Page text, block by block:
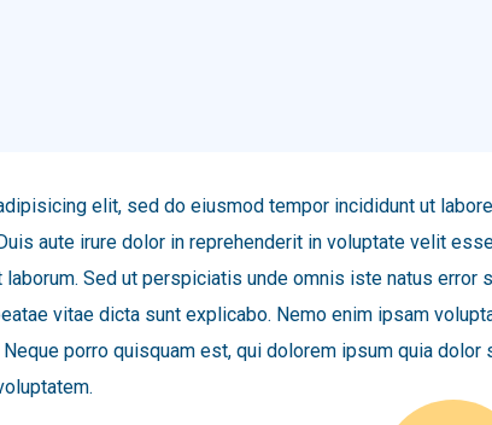
elit, sed do eiusmod tempor incididunt ut
aute irure dolor in reprehenderit in voluptate velit
Sed ut perspiciatis unde omnis iste natus
vitae dicta sunt explicabo. Nemo enim ipsam
porro quisquam est, qui dolorem ipsum quia